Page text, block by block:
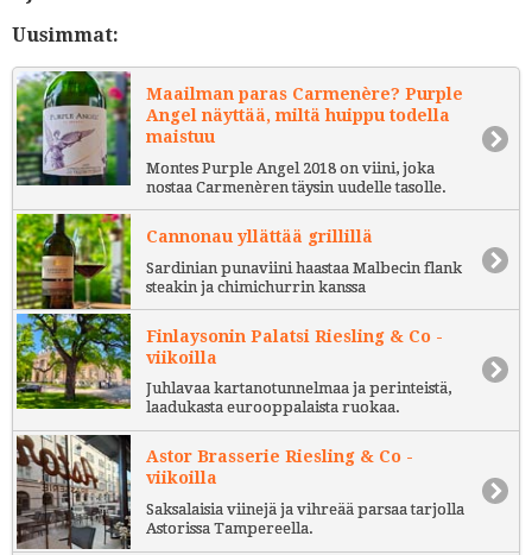
Uusimmat:
Maailman paras Carmenère? Purple
Angel näyttää, miltä huippu todella
maistuu
Montes Purple Angel 2018 on viini, joka
nostaa Carmenèren täysin uudelle tasolle.
Cannonau yllättää grillillä
Sardinian punaviini haastaa Malbecin flank
steakin ja chimichurrin kanssa
Finlaysonin Palatsi Riesling & Co -
viikoilla
Juhlavaa kartanotunnelmaa ja perinteistä,
laadukasta eurooppalaista ruokaa.
Astor Brasserie Riesling & Co -
viikoilla
Saksalaisia viinejä ja vihreää parsaa tarjolla
Astorissa Tampereella.